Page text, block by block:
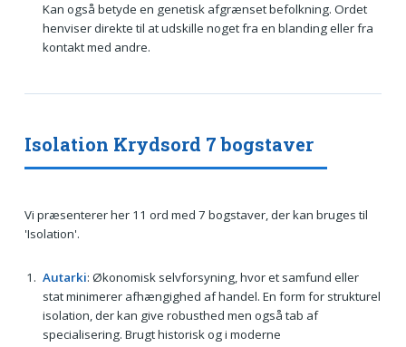
Kan også betyde en genetisk afgrænset befolkning. Ordet
henviser direkte til at udskille noget fra en blanding eller fra
kontakt med andre.
Isolation Krydsord 7 bogstaver
Vi præsenterer her 11 ord med 7 bogstaver, der kan bruges til
'Isolation'.
Autarki: Økonomisk selvforsyning, hvor et samfund eller
stat minimerer afhængighed af handel. En form for strukturel
isolation, der kan give robusthed men også tab af
specialisering. Brugt historisk og i moderne